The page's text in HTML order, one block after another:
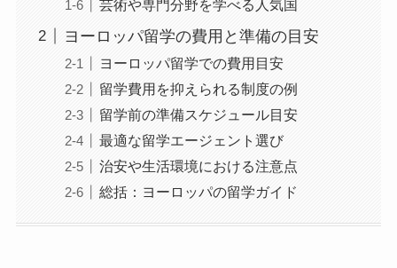
芸術や専門分野を学べる人気国
ヨーロッパ留学の費用と準備の目安
ヨーロッパ留学での費用目安
留学費用を抑えられる制度の例
留学前の準備スケジュール目安
最適な留学エージェント選び
治安や生活環境における注意点
総括：ヨーロッパの留学ガイド